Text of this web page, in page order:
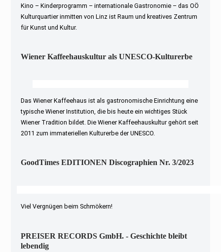
Kino – Kinderprogramm – internationale Gastronomie – das OÖ
Kulturquartier inmitten von Linz ist Raum und kreatives Zentrum
für Kunst und Kultur.
Wiener Kaffeehauskultur als UNESCO-Kulturerbe
Das Wiener Kaffeehaus ist als gastronomische Einrichtung eine
typische Wiener Institution, die bis heute ein wichtiges Stück
Wiener Tradition bildet. Die Wiener Kaffeehauskultur gehört seit
2011 zum immateriellen Kulturerbe der UNESCO.
GoodTimes EDITIONEN Discographien Nr. 3/2023
Viel Vergnügen beim Schmökern!
PREISER RECORDS GmbH. - Geschichte bleibt
lebendig